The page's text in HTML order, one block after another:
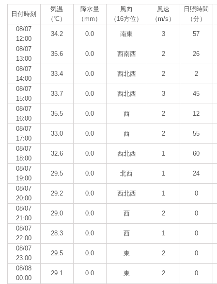
日付時刻
気温
（℃）
降水量
（mm）
風向
（16方位）
風速
（m/s）
日照時間
（分）
08/07
12:00
34.2 0.0 南東 3 57
08/07
13:00
35.6 0.0 西南西 2 26
08/07
14:00
33.4 0.0 西北西 2 2
08/07
15:00
33.7 0.0 西北西 3 45
08/07
16:00
35.5 0.0 西 2 12
08/07
17:00
33.0 0.0 西 2 55
08/07
18:00
32.6 0.0 西北西 1 60
08/07
19:00
29.5 0.0 北西 1 24
08/07
20:00
29.2 0.0 西北西 1 0
08/07
21:00
29.0 0.0 西 2 0
08/07
22:00
28.3 0.0 西 1 0
08/07
23:00
29.5 0.0 東 2 0
08/08
00:00
29.1 0.0 東 2 0